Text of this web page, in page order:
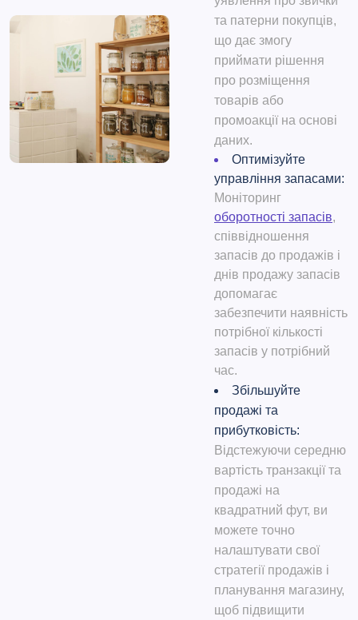
та патерни покупців,
що дає змогу
приймати рішення
про розміщення
товарів або
промоакції на основі
даних.
Оптимізуйте
управління запасами:
Моніторинг
оборотності запасів,
співвідношення
запасів до продажів і
днів продажу запасів
допомагає
забезпечити наявність
потрібної кількості
запасів у потрібний
час.
Збільшуйте
продажі та
прибутковість:
Відстежуючи середню
вартість транзакції та
продажі на
квадратний фут, ви
можете точно
налаштувати свої
стратегії продажів і
планування магазину,
щоб підвищити